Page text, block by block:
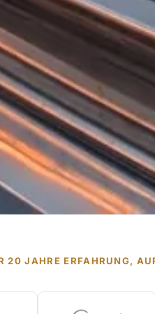
20 JAHRE ERFAHRUNG,